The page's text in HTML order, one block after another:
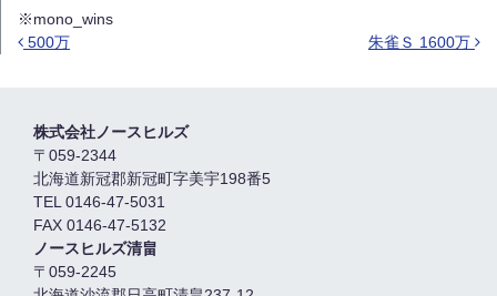
※mono_wins
500万 朱雀Ｓ 1600万
株式会社ノースヒルズ
〒059-2344
北海道新冠郡新冠町字美宇198番5
TEL 0146-47-5031
FAX 0146-47-5132
ノースヒルズ清畠
〒059-2245